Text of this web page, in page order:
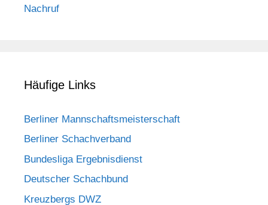
Nachruf
Häufige Links
Berliner Mannschaftsmeisterschaft
Berliner Schachverband
Bundesliga Ergebnisdienst
Deutscher Schachbund
Kreuzbergs DWZ